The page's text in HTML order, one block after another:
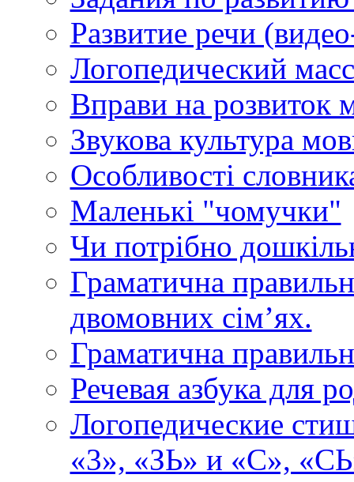
Развитие речи
Логопедический
Вправи на розвиток
Звукова культура
Особливості
Маленькі "чомучки"
Чи потрібно
Граматична
двомовних сім’ях.
Граматична
Речевая азбука для
Логопедические
«3», «ЗЬ» и «С»,